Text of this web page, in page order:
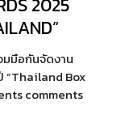
2025
มมือกันจัดงาน
“Thailand Box
comments